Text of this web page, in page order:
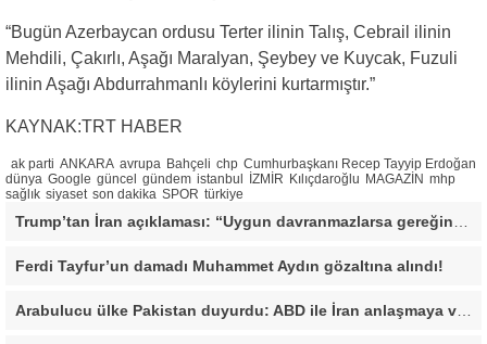
“Bugün Azerbaycan ordusu Terter ilinin Talış, Cebrail ilinin
Mehdili, Çakırlı, Aşağı Maralyan, Şeybey ve Kuycak, Fuzuli
ilinin Aşağı Abdurrahmanlı köylerini kurtarmıştır.”
KAYNAK:TRT HABER
ak parti ANKARA avrupa Bahçeli chp Cumhurbaşkanı Recep Tayyip Erdoğan
dünya Google güncel gündem istanbul İZMİR Kılıçdaroğlu MAGAZİN mhp
sağlık siyaset son dakika SPOR türkiye
Ferdi Tayfur’un damadı Muhammet Aydın gözaltına alındı!
Arabulucu ülke Pakistan duyurdu: ABD ile İran anlaşmaya vardı